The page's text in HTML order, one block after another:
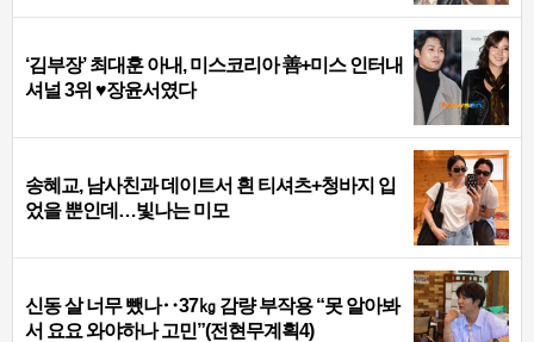
‘김부장’ 최대훈 아내, 미스코리아 善+미스 인터내
셔널 3위 ♥장윤서였다
송혜교, 남사친과 데이트서 흰 티셔츠+청바지 입
었을 뿐인데…빛나는 미모
신동 살 너무 뺐나‥37㎏ 감량 부작용 “못 알아봐
서 요요 와야하나 고민”(전현무계획4)